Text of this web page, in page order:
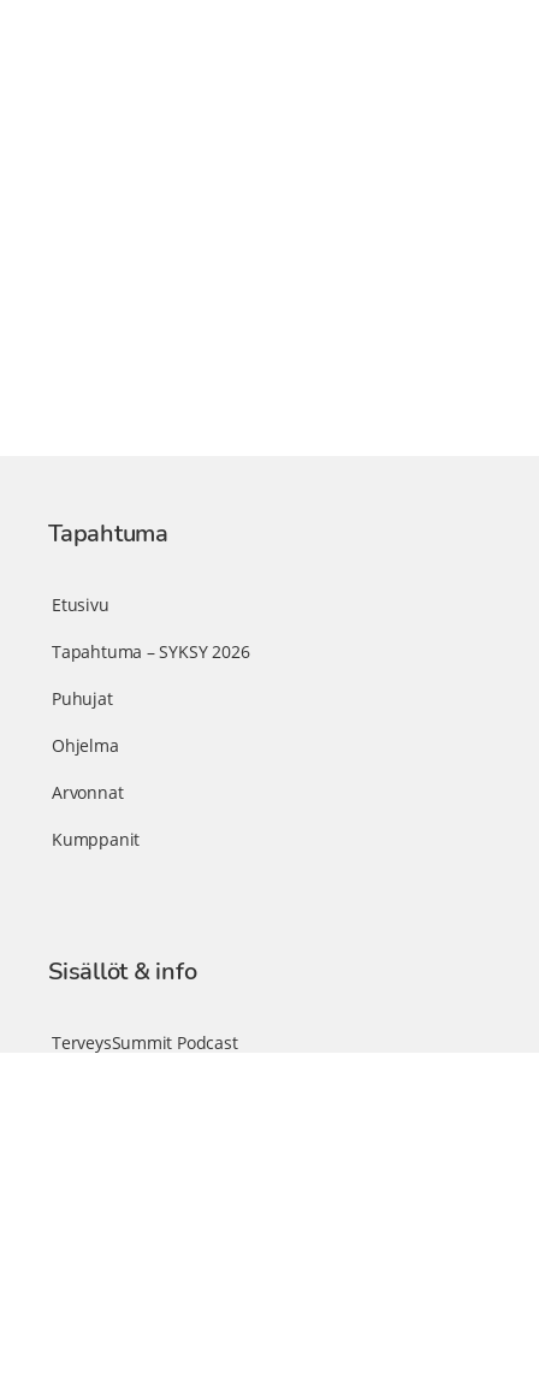
Tapahtuma
Etusivu
Tapahtuma – SYKSY 2026
Puhujat
Ohjelma
Arvonnat
Kumppanit
Sisällöt & info
TerveysSummit Podcast